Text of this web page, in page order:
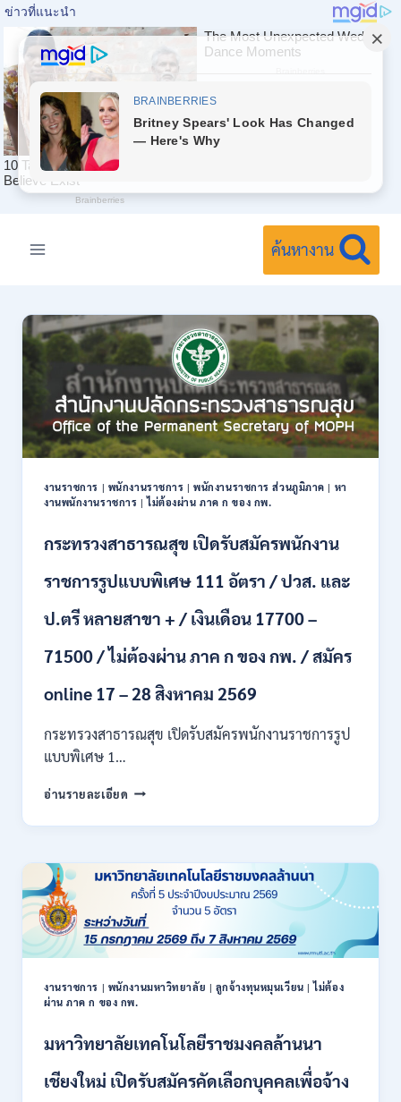
ค้นหางาน
งานราชการ | พนักงานราชการ |พนักงานราชการ ส่วนภูมิภาค | หา
งานพนักงานราชการ |ไม่ต้องผ่าน ภาค ก ของ กพ.
กระทรวงสาธารณสุข เปิดรับสมัครพนักงาน
ราชการรูปแบบพิเศษ 111 อัตรา / ปวส. และ
ป.ตรี หลายสาขา + / เงินเดือน 17700 –
71500 / ไม่ต้องผ่าน ภาค ก ของ กพ. / สมัคร
online 17 – 28 สิงหาคม 2569
กระทรวงสาธารณสุข เปิดรับสมัครพนักงานราชการรูป
แบบพิเศษ 1…
อ่านรายละเอียด กระทรวง
เปิด
สมัคร
พนักงาน
ราชการ
รูป
แบบ
พิเศษ
อัตรา
/
และ
หลาย
งานราชการ | พนักงานมหาวิทยาลัย | ลูกจ้างทุนหมุนเวียน |ไม่ต้อง
ผ่าน ภาค ก ของ กพ.
มหาวิทยาลัยเทคโนโลยีราชมงคลล้านนา
เชียงใหม่ เปิดรับสมัครคัดเลือกบุคคลเพื่อจ้าง